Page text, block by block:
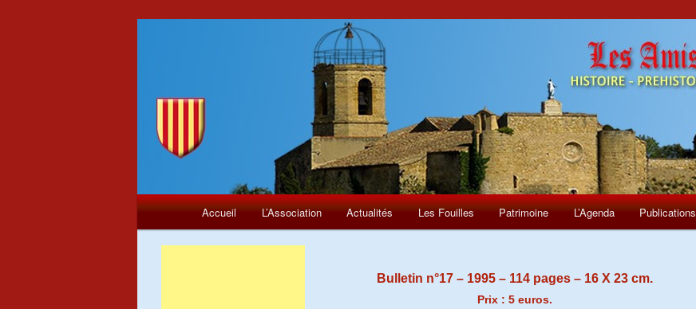
Menu
Aller
Accueil L’Association Actualités Les Fouilles Patrimoine L’Agenda Publications
Bulletin n°17 – 1995 – 114 pages – 16 X 23 cm.
Prix : 5 euros.